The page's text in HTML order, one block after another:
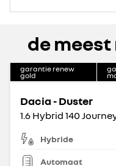
de
garantie renew
gold
Dacia - Duster
1.6 Hybrid 140
Hybride
Automaat